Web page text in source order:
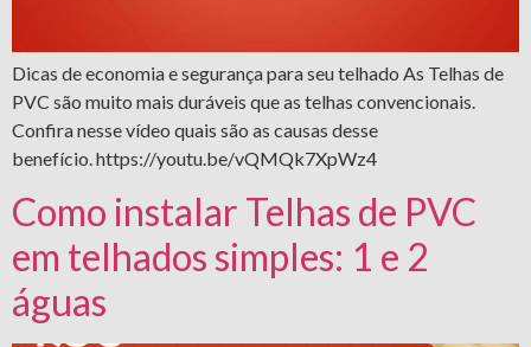
Dicas de economia e segurança para seu telhado As Telhas de
PVC são muito mais duráveis que as telhas convencionais.
Confira nesse vídeo quais são as causas desse
benefício. https://youtu.be/vQMQk7XpWz4
Como instalar Telhas de PVC
em telhados simples: 1 e 2
águas